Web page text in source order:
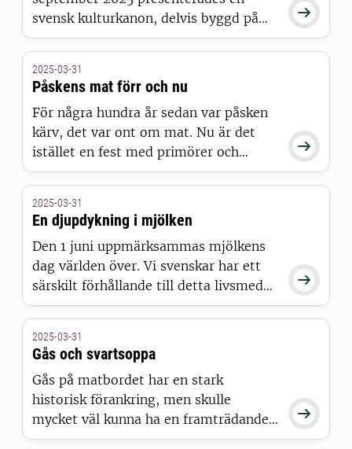

svensk kulturkanon, delvis byggd på
allmänhetens förslag. Bland förslagen
fanns även maträtter med, men inte i
slutversionen. Finns det någon plats
för mat och smak i en svensk
kulturkanon?

2025-03-31
Påskens mat förr och nu
För några hundra år sedan var påsken
kärv, det var ont om mat. Nu är det
istället en fest med primörer och
lammstek. Hur gick det till, och är det
egentligen hållbart? Läs
måltidsforskaren Richard Tellströms
reflektioner över påskmaten.

2025-03-31
En djupdykning i mjölken
Den 1 juni uppmärksammas mjölkens
dag världen över. Vi svenskar har ett
särskilt förhållande till detta livsmedel
och måltidsforskaren Richard
Tellström har gjort en djupdykning i
mjölken.

2025-03-31
Gås och svartsoppa
Gås på matbordet har en stark
historisk förankring, men skulle
mycket väl kunna ha en framträdande
roll på framtidens festbord.